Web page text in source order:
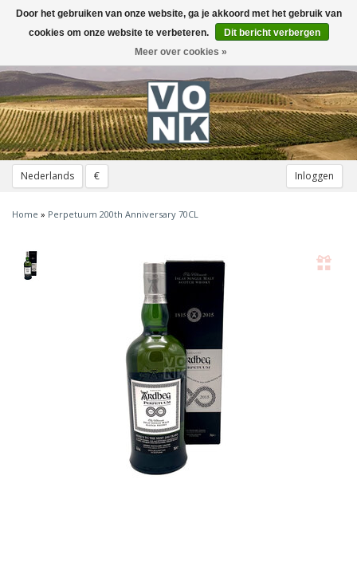
Nederlands € Inloggen
Toggle
navigation
Home » Perpetuum 200th Anniversary 70CL
Door het gebruiken van onze website, ga je akkoord met het gebruik van
cookies om onze website te verbeteren.
Dit bericht verbergen
Meer over cookies »